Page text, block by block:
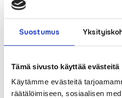
Suostumus
Tämä sivusto käyttää evästeitä
Käytämme evästeitä
räätälöimiseen, sosiaalisen
PyhäNetin palvelut
bypyhanet_wp|Nov 9, 2023|
Artikkelit ,Uutiset